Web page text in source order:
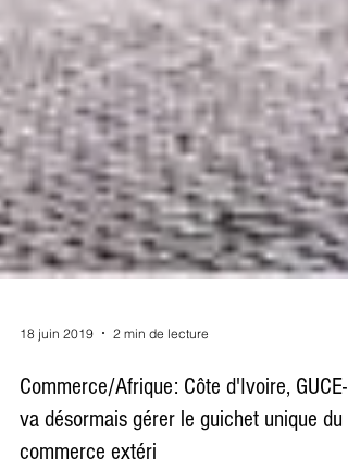
Commerce/Afrique: Côte d'Ivoire, GUCE-
va désormais gérer le guichet unique du